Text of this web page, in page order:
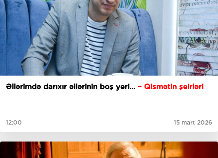
Əllərimdə darıxır əllərinin boş yeri… – Qismətin şeirləri
12:00 15 mart 2026